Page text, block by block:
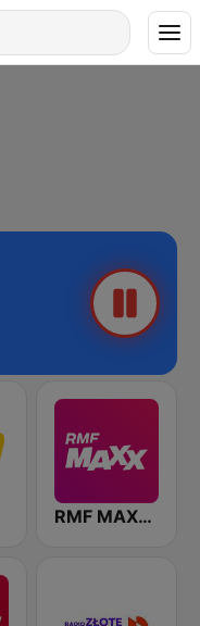
RMF MAXXX